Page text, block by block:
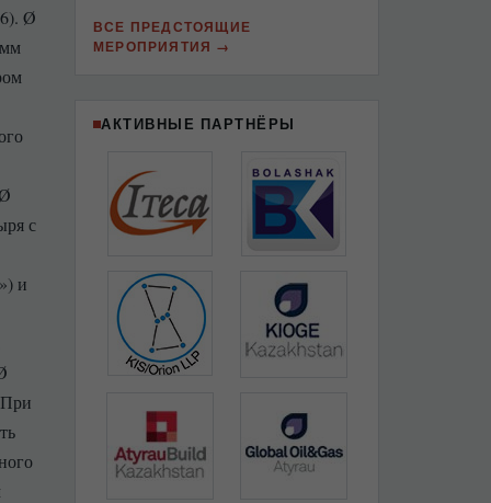
Ø
с
и
ВСЕ ПРЕДСТОЯЩИЕ
МЕРОПРИЯТИЯ
АКТИВНЫЕ ПАРТНЁРЫ